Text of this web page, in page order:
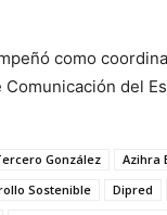
como
del
González Azihra
Sostenible Dipred